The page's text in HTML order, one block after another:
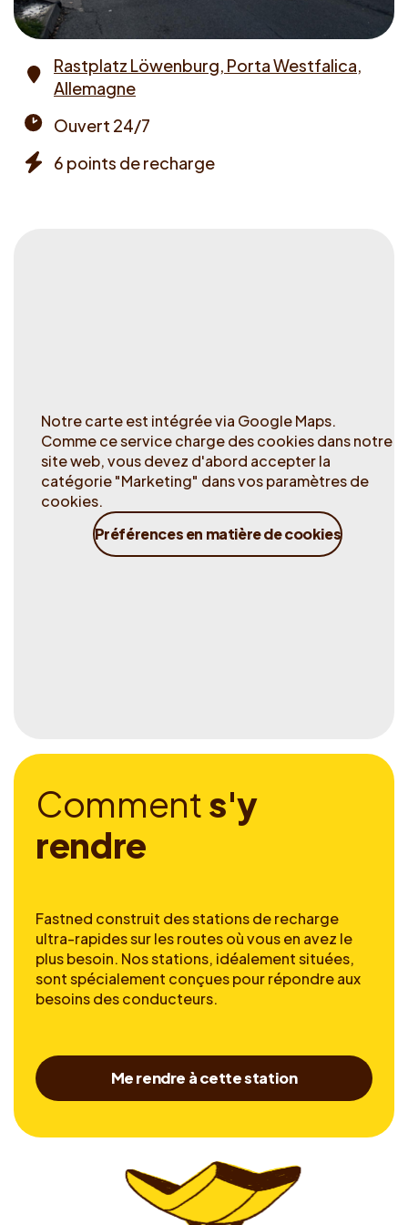
Address
Rastplatz Löwenburg, Porta Westfalica,
Allemagne
times
Ouvert 24/7
6 points de recharge
Notre carte est intégrée via Google Maps.
Comme ce service charge des cookies dans notre
site web, vous devez d'abord accepter la
catégorie "Marketing" dans vos paramètres de
cookies.
Préférences en matière de cookies
Comment s'y
rendre
Fastned construit des stations de recharge
ultra-rapides sur les routes où vous en avez le
plus besoin. Nos stations, idéalement situées,
sont spécialement conçues pour répondre aux
besoins des conducteurs.
Me rendre à cette station